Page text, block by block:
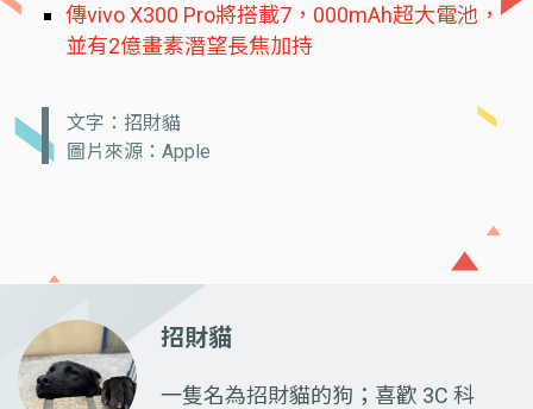
傳vivo X300 Pro將搭載7，000mAh超大電池，
並有2億畫素潛望長焦加持
文字：招財貓
圖片來源：Apple
招財貓
一隻名為招財貓的狗；喜歡 3C 科